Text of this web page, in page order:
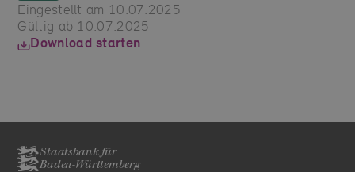
Eingestellt am 10.07.2025
Gültig ab 10.07.2025
Download starten
Staatsbank für
Baden-Württemberg